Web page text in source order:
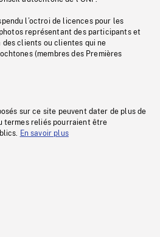
l’octroi de licences pour les
représentant des participants et
clients ou clientes qui ne
(membres des Premières
sur ce site peuvent dater de plus de
termes reliés pourraient être
En savoir plus